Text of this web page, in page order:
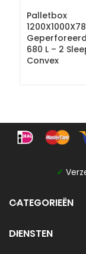
Palletbox
Geperforeerd
680 L – 2
Convex
✓
CATEGORIEËN
DIENSTEN